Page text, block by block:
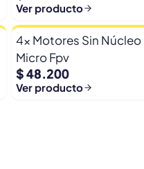
Ver producto
4x Motores Sin
Micro Fpv
$ 48.200
Ver producto